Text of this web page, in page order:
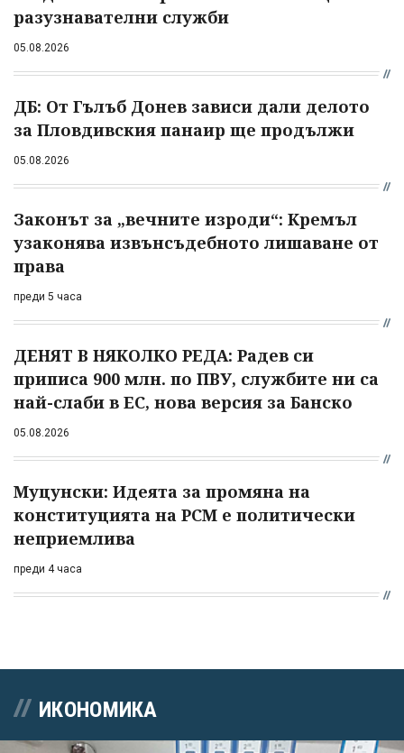
разузнавателни служби
05.08.2026
ДБ: От Гълъб Донев зависи дали делото
за Пловдивския панаир ще продължи
05.08.2026
Законът за „вечните изроди“: Кремъл
узаконява извънсъдебното лишаване от
права
преди 5 часа
ДЕНЯТ В НЯКОЛКО РЕДА: Радев си
приписа 900 млн. по ПВУ, службите ни са
най-слаби в ЕС, нова версия за Банско
05.08.2026
Муцунски: Идеята за промяна на
конституцията на РСМ е политически
неприемлива
преди 4 часа
ИКОНОМИКА